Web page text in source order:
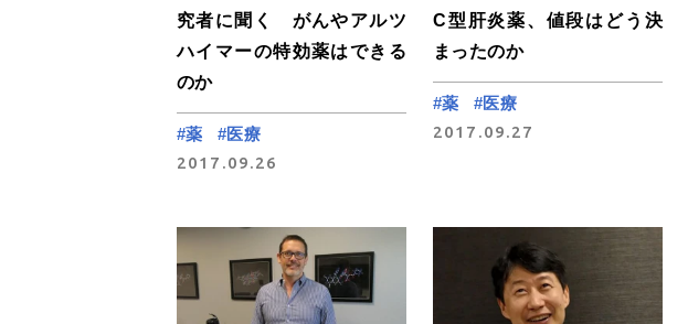
究者に聞く がんやアルツ
ハイマーの特効薬はできる
のか
#薬
#医療
2017.09.26
C型肝炎薬、値段はどう決
まったのか
#薬
#医療
2017.09.27